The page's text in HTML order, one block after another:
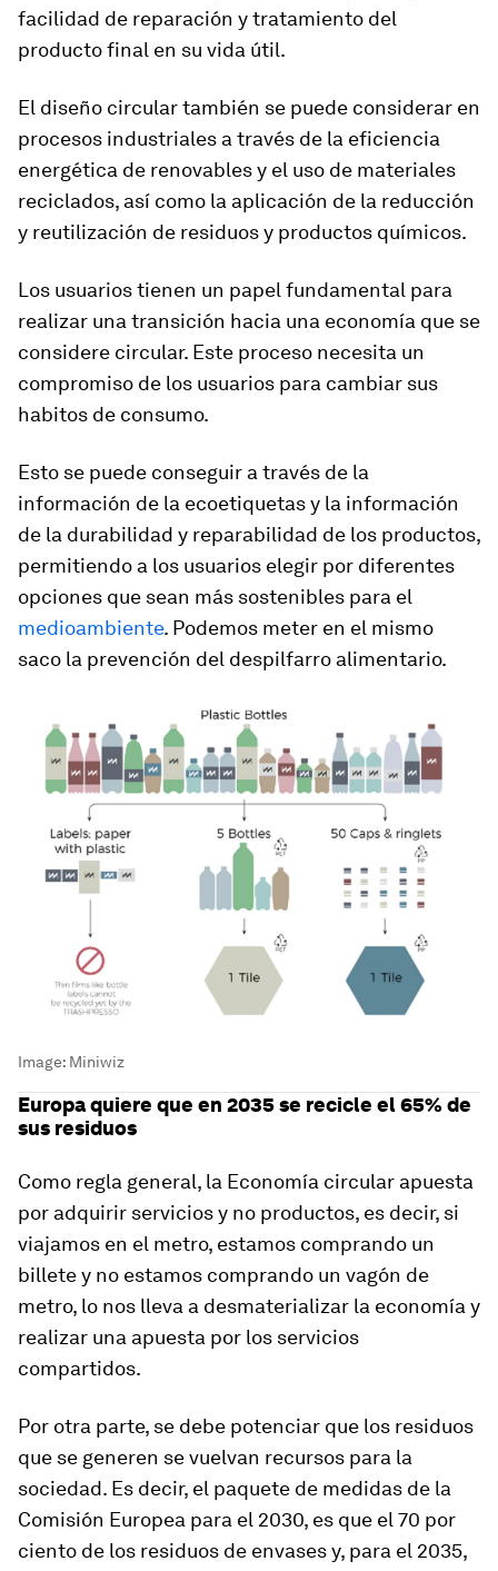
facilidad de reparación y tratamiento del
producto final en su vida útil.
El diseño circular también se puede considerar en
procesos industriales a través de la eficiencia
energética de renovables y el uso de materiales
reciclados, así como la aplicación de la reducción
y reutilización de residuos y productos químicos.
Los usuarios tienen un papel fundamental para
realizar una transición hacia una economía que se
considere circular. Este proceso necesita un
compromiso de los usuarios para cambiar sus
habitos de consumo.
Esto se puede conseguir a través de la
información de la ecoetiquetas y la información
de la durabilidad y reparabilidad de los productos,
permitiendo a los usuarios elegir por diferentes
opciones que sean más sostenibles para el
medioambiente. Podemos meter en el mismo
saco la prevención del despilfarro alimentario.
Image: Miniwiz
Europa quiere que en 2035 se recicle el 65% de
sus residuos
Como regla general, la Economía circular apuesta
por adquirir servicios y no productos, es decir, si
viajamos en el metro, estamos comprando un
billete y no estamos comprando un vagón de
metro, lo nos lleva a desmaterializar la economía y
realizar una apuesta por los servicios
compartidos.
Por otra parte, se debe potenciar que los residuos
que se generen se vuelvan recursos para la
sociedad. Es decir, el paquete de medidas de la
Comisión Europea para el 2030, es que el 70 por
ciento de los residuos de envases y, para el 2035,